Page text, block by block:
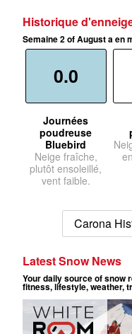
Historique
Semaine 2 of August a en
0.0
Journées
poudreuse
Bluebird
Neige fraîche,
plutôt ensoleillé,
vent faible.
Carona